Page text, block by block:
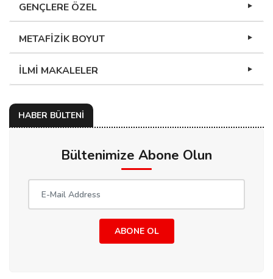
GENÇLERE ÖZEL
METAFİZİK BOYUT
İLMİ MAKALELER
HABER BÜLTENİ
Bültenimize Abone Olun
ABONE OL